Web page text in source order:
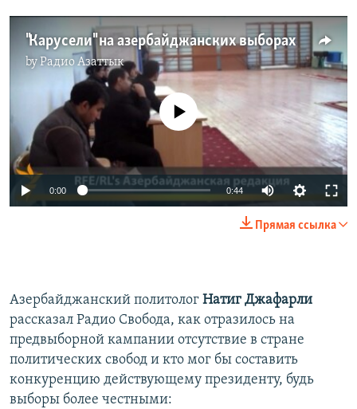
"Карусели" на азербайджанских выборах
byРадио Азаттык
No media source currently available
0:00 0:44
Прямая ссылка
Азербайджанский политолог Натиг Джафарли
рассказал Радио Свобода, как отразилось на
предвыборной кампании отсутствие в стране
политических свобод и кто мог бы составить
конкуренцию действующему президенту, будь
выборы более честными: